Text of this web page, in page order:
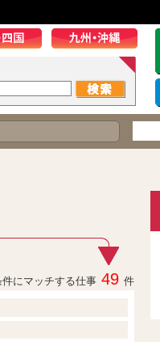
件にマッチする仕事 49 件